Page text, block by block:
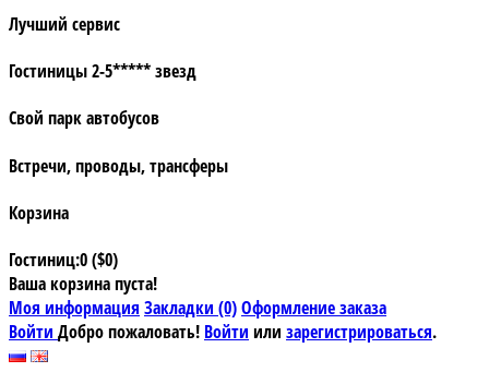
Лучший сервис
Гостиницы 2-5***** звезд
Свой парк автобусов
Встречи, проводы, трансферы
Корзина
Гостиниц:0 ($0)
Ваша корзина пуста!
Моя информация Закладки (0)Оформление заказа
Войти Добро пожаловать! Войти или зарегистрироваться.